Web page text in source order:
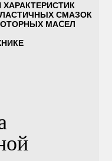
СМАЗОК
МАCЕЛ